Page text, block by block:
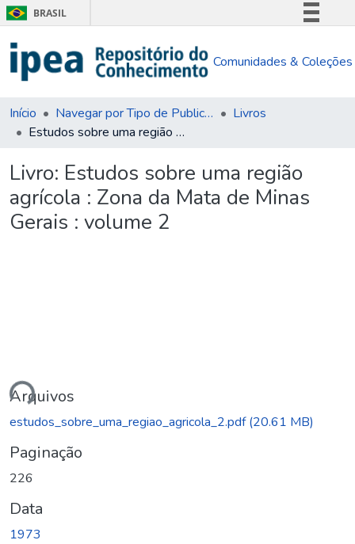
BRASIL
Comunica BR
Acesso à informação
Comunidades & Coleções
Início Navegar por Tipo de Publicação
Livros
Estudos sobre uma região agrícola : Zona da Mata de Minas Gerais : volume 2
Livro: Estudos sobre uma região
agrícola : Zona da Mata de Minas
Gerais : volume 2
Arquivos
estudos_sobre_uma_regiao_agricola_2.pdf(20.61 MB)
Paginação
226
Data
1973